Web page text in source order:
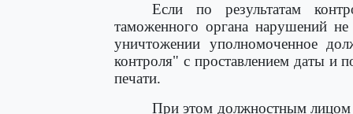
Если по результатам
таможенного органа нарушений
уничтожении уполномоченное
контроля" с проставлением даты и
печати.
При этом должностным лицом